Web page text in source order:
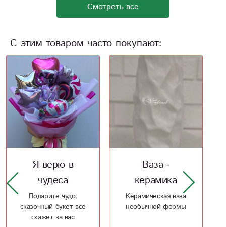
Смотреть все
С этим товаром часто покупают:
Ваза -
керамика
Керамическая ваза
необычной формы
Ваза
Жемчужная
мечта
Керамическая ваза,